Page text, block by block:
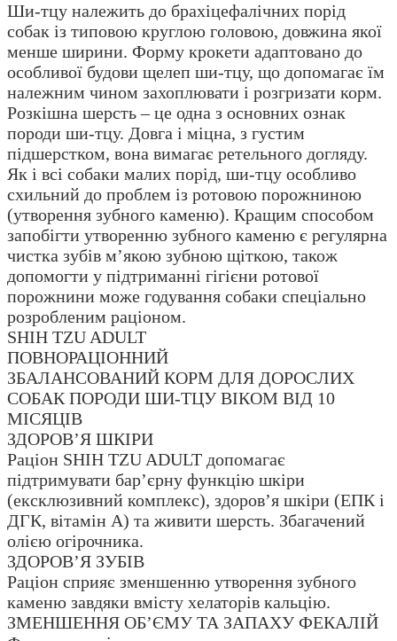
Ши-тцу належить до брахіцефалічних порід
собак із типовою круглою головою, довжина якої
менше ширини. Форму крокети адаптовано до
особливої будови щелеп ши-тцу, що допомагає їм
належним чином захоплювати і розгризати корм.
Розкішна шерсть – це одна з основних ознак
породи ши-тцу. Довга і міцна, з густим
підшерстком, вона вимагає ретельного догляду.
Як і всі собаки малих порід, ши-тцу особливо
схильний до проблем із ротовою порожниною
(утворення зубного каменю). Кращим способом
запобігти утворенню зубного каменю є регулярна
чистка зубів м’якою зубною щіткою, також
допомогти у підтриманні гігієни ротової
порожнини може годування собаки спеціально
розробленим раціоном.
SHIH TZU ADULT
ПОВНОРАЦІОННИЙ
ЗБАЛАНСОВАНИЙ КОРМ ДЛЯ ДОРОСЛИХ
СОБАК ПОРОДИ ШИ-ТЦУ ВІКОМ ВІД 10
МІСЯЦІВ
ЗДОРОВ’Я ШКІРИ
Раціон SHIH TZU ADULT допомагає
підтримувати бар’єрну функцію шкіри
(ексклюзивний комплекс), здоров’я шкіри (ЕПК і
ДГК, вітамін А) та живити шерсть. Збагачений
олією огірочника.
ЗДОРОВ’Я ЗУБІВ
Раціон сприяє зменшенню утворення зубного
каменю завдяки вмісту хелаторів кальцію.
ЗМЕНШЕННЯ ОБ’ЄМУ ТА ЗАПАХУ ФЕКАЛІЙ